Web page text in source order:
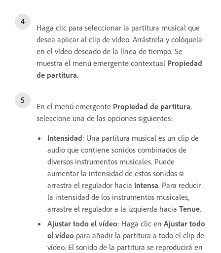
Haga clic para seleccionar la partitura musical que
desea aplicar al clip de vídeo. Arrástrela y colóquela
en el vídeo deseado de la línea de tiempo. Se
muestra el menú emergente contextual Propiedad
de partitura.
En el menú emergente Propiedad de partitura,
seleccione una de las opciones siguientes:
Intensidad: Una partitura musical es un clip de
audio que contiene sonidos combinados de
diversos instrumentos musicales. Puede
aumentar la intensidad de estos sonidos si
arrastra el regulador hacia Intensa. Para reducir
la intensidad de los instrumentos musicales,
arrastre el regulador a la izquierda hacia Tenue.
Ajustar todo el vídeo: Haga clic en Ajustar todo
el vídeo para añadir la partitura a todo el clip de
vídeo. El sonido de la partitura se reproducirá en